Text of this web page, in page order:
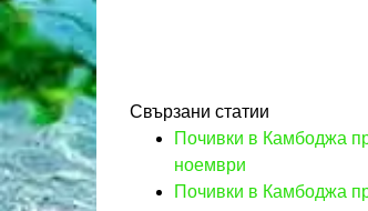
Свързани статии
Почивки в Камбоджа
ноември
Почивки в Камбоджа